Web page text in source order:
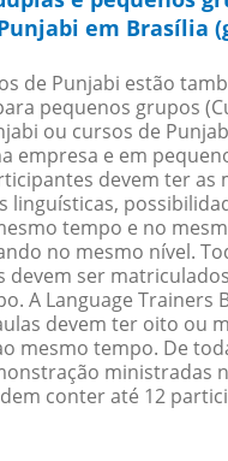
em Brasília
de Punjabi estão
pequenos grupos
ou cursos de
empresa e em
devem ter as
linguísticas,
tempo e no
no mesmo nível.
devem ser
A Language Trainers
devem ter oito ou
mesmo tempo. De
ministradas
conter até 12